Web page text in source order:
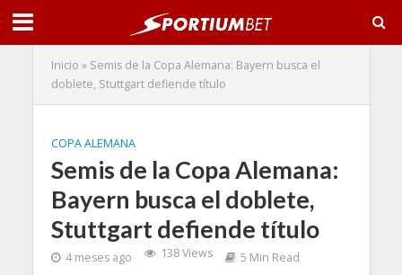
Inicio » Semis de la Copa Alemana: Bayern busca el
doblete, Stuttgart defiende título
COPA ALEMANA
Semis de la Copa Alemana:
Bayern busca el doblete,
Stuttgart defiende título
4 meses ago 138 Views 5 Min Read